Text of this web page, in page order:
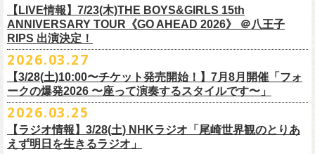
◎「レッツけんこうアンブレラチャーム」（ランダム）イエローver.
価格：￥500(税込)
◎「レッツけんこうアンブレラチャーム」（ランダム）
価格：￥500(税込)
仕様：チャーム4種（けいくん、まーちゃん、けんちゃん、こにし）/アル
ミ蒸着袋入り(*どれになるかお楽しみスタイル）
素材 ： 白アクリル , シリコンリング , ステンレス製カニカン
サイズ ： （本体）40×28mm 厚み3mm
【オフィシャルサイト先行】
受付期間：04/25(土)20:00～04/30(木)23:59
▼受付URL
https://eplus.jp/suzukimikiko-1203-flowercompanyz/
11/1(日)名古屋クラブクアトロ OPEN 15:15 START 16:00 問：JAIL
HOUSE
＜全公演共通＞
チケット料金：前売￥5,700(税込/ドリンク代別途要)
※高校生以下は当日¥2,000キャッシュバック（当日年齢を証明できるも
の（学生証、保険証など）のご提示が必要となります）
一般チケット発売日：8月8日(土)
お待たせしました！怒髪天との恒例”ジャンピング乾杯TOUR”、もちろん
今年も開催決定！
みんなで足腰鍛えて挑みます〜
本日よりHP先行も受付スタート！お見逃しなく！！
☆HP先行：
受付期間：4/16(木)12:00〜4/26(日)23:59
受付URL：https://eplus.jp/jpk-tour26/
◎「レッツけんこう タオル 」
価格：￥1,800 (税込)
カラー：ホワイト
サイズ：82cm × 34cm
素材：綿100%
◎「フォークの爆発2026 ミニマル巡業 ～うたとギターとコーラスと～
GMBD前夜祭」
※ミニマル巡業とは『新たな試みとして歌とアコースティックギター一
本とコーラスと小物の楽器などで構成するライヴ』です
日時：2026年9月26日(土) 開場17:00 開演18:00
会場：奄美大島＠ LIVE BOX MA・YASCO
出演：フラワーカンパニーズ
オープニングアクトあり：ずぶ濡れブラザーズ
チケット料金：前売 ¥3,800（税込/全自由席/整理番号付/ドリンク代別途
サンボマスター夏の東北７か所を廻るツアー「ロックンロール デスティ
ネーション in とうほく 「from ふくしま for ふくしま」、7/25(土)石巻、
【LIVE情報】7/23(木)THE BOYS&GIRLS 15th
ANNIVERSARY TOUR《GO AHEAD 2026》 ＠八王子
RIPS 出演決定！
2026.03.27
【3/28(土)10:00〜チケット発売開始！】7月8月開催「フォ
ークの爆発2026 〜座って演奏するスタイルです〜」
2026.03.25
【ラジオ情報】3/28(土) NHKラジオ「尾崎世界観のとりあ
えず明日を生きるラジオ」